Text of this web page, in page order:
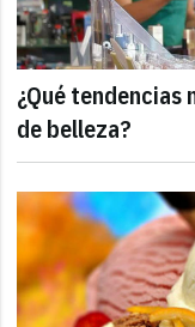
¿Qué tendencias
de belleza?